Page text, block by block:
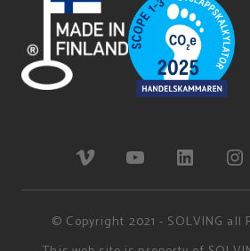
© Copyright 2021 - SOLVING all